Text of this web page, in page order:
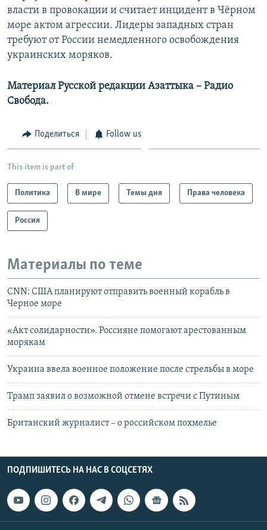
власти в провокации и считает инцидент в Чёрном
море актом агрессии. Лидеры западных стран
требуют от России немедленного освобождения
украинских моряков.
Материал Русской редакции Азаттыка – Радио
Свобода.
Поделиться Follow us
This item is part of
Политика В мире Темы дня Права человека
Россия
Материалы по теме
CNN: США планируют отправить военный корабль в
Черное море
«Акт солидарности». Россияне помогают арестованным
морякам
Украина ввела военное положение после стрельбы в море
Трамп заявил о возможной отмене встречи с Путиным
Британский журналист – о российском похмелье
ПОДПИШИТЕСЬ НА НАС В СОЦСЕТЯХ